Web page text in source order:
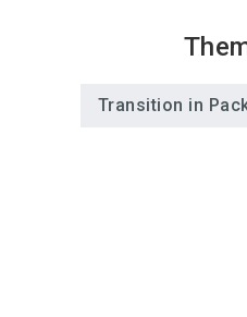
Transition in